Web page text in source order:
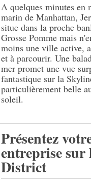
A quelques minutes en
marin de Manhattan,
situe dans la proche
Grosse Pomme mais
moins une ville active,
et à parcourir. Une
mer promet une vue
fantastique sur la
particulièrement belle
soleil.
Présentez
entreprise sur
District